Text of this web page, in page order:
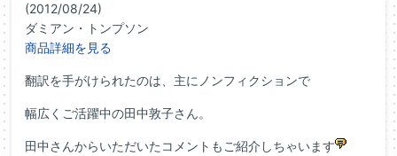
(2012/08/24)
ダミアン・トンプソン
商品詳細を見る
翻訳を手がけられたのは、主にノンフィクションで
幅広くご活躍中の田中敦子さん。
田中さんからいただいたコメントもご紹介しちゃいます